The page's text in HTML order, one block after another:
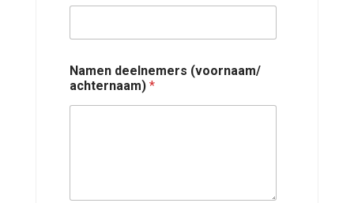
a
N
a
m
Namen deelnemers (voornaam/
achternaam) *